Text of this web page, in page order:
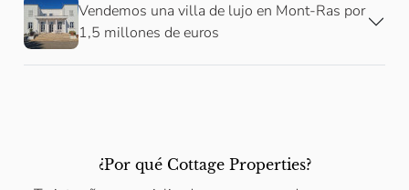
Vendemos una villa de lujo en Mont-Ras por
1,5 millones de euros
¿Por qué Cottage Properties?